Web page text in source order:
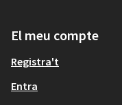
El meu compte
Registra't
Entra